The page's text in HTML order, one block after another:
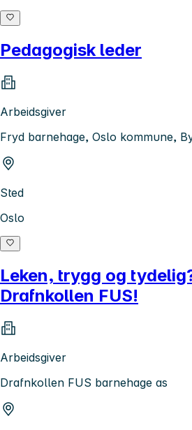
Pedagogisk leder
Arbeidsgiver
Fryd barnehage, Oslo kommune,
Sted
Oslo
Leken, trygg og
Drafnkollen FUS!
Arbeidsgiver
Drafnkollen FUS barnehage as